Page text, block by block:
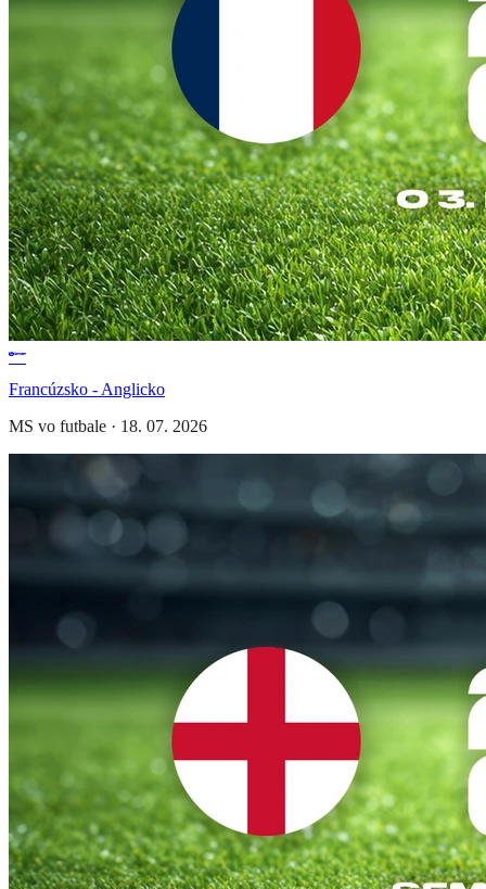
Francúzsko - Anglicko
MS vo futbale · 18. 07. 2026